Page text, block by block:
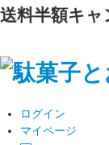
送料半額キャ
ログイン
マイページ